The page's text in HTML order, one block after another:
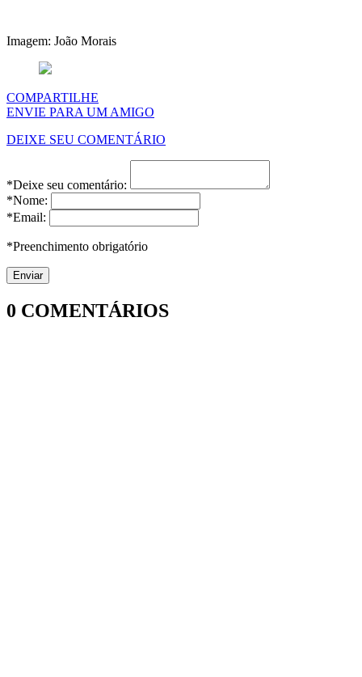
Imagem: João Morais
COMPARTILHE
ENVIE PARA UM AMIGO
DEIXE SEU COMENTÁRIO
*Deixe seu comentário:
*Nome:
*Email:
*Preenchimento obrigatório
0 COMENTÁRIOS